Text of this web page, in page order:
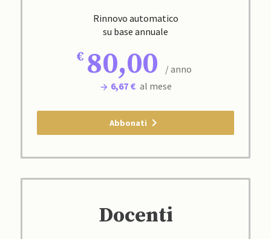
Rinnovo automatico
su base annuale
80,00
/ anno
6,67 € al mese
Abbonati
Docenti